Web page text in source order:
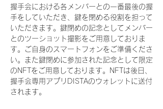
握手会における各メンバーとの一番最後の握
手をしていただき、鍵を閉める役割を担って
いただきます。鍵閉めの記念としてメンバー
とのツーショット撮影をご用意しておりま
す。ご自身のスマートフォンをご準備くださ
い。また鍵閉めに参加された記念として限定
のNFTをご用意しております。NFTは後日、
握手会専用アプリDISTAのウォレットに送付
されます。